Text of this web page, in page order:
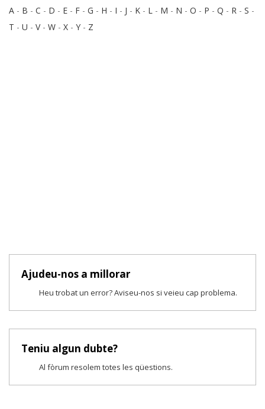
A - B - C - D - E - F - G - H - I - J - K - L - M - N - O - P - Q - R - S -
T - U - V- W - X - Y - Z
Ajudeu-nos a millorar
Heu trobat un error? Aviseu-nos si veieu cap problema.
Teniu algun dubte?
Al fòrum resolem totes les qüestions.